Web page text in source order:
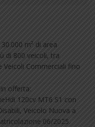
m² di area
di 800 veicoli, tra
Veicoli Commerciali fino
offerta:
120cv MT6 S1 con
Veicolo Nuova a
06/2025.